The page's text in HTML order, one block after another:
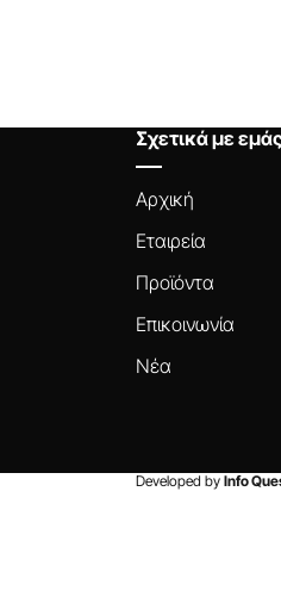
Σχετικά με εμάς
Αρχική
Εταιρεία
Προϊόντα
Επικοινωνία
Νέα
Developed by Info